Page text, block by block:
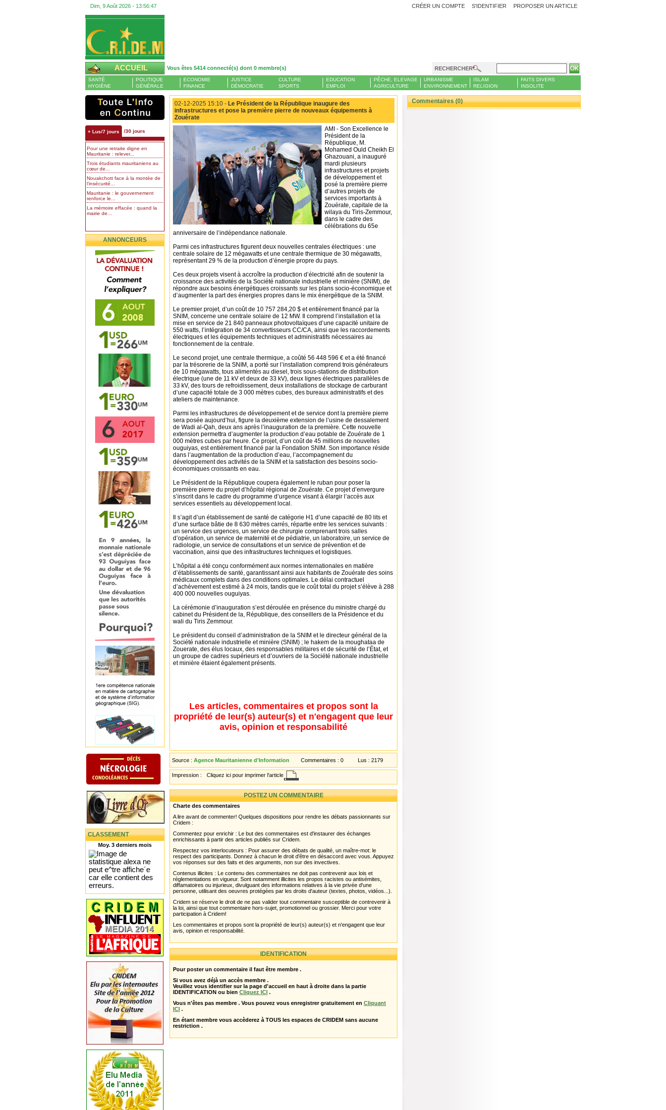
Dim, 9 Août 2026 - 13:56:48 PROPOSER UN ARTICLE
CRÉER UN COMPTE S'IDENTIFIER
ACCUEIL Vous êtes 5414 connecté(s) dont 0 membre(s) RECHERCHER
SANTÉ
HYGIÈNE
POLITIQUE
GÉNÉRALE
ECONOMIE
FINANCE
JUSTICE
DÉMOCRATIE
CULTURE
SPORTS
EDUCATION
EMPLOI
PÊCHE, ELEVAGE
AGRICULTURE
URBANISME
ENVIRONNEMENT
ISLAM
RELIGION
FAITS DIVERS
INSOLITE
+ Lus/7 jours /30 jours
Pour une retraite digne en
Mauritanie : relever...
Trois étudiants mauritaniens au
cœur de...
Nouakchott face à la montée de
l’insécurité...
Mauritanie : le gouvernement
renforce le...
La mémoire effacée : quand la
mairie de...
ANNONCEURS
CLASSEMENT
Moy. 3 derniers mois
02-12-2025 15:10 - Le Président de la République inaugure des
infrastructures et pose la première pierre de nouveaux équipements à
Zouérate
AMI - Son Excellence le
Président de la
République, M.
Mohamed Ould Cheikh El
Ghazouani, a inauguré
mardi plusieurs
infrastructures et projets
de développement et
posé la première pierre
d’autres projets de
services importants à
Zouérate, capitale de la
wilaya du Tiris-Zemmour,
dans le cadre des
célébrations du 65e
anniversaire de l’indépendance nationale.
Parmi ces infrastructures figurent deux nouvelles centrales électriques : une
centrale solaire de 12 mégawatts et une centrale thermique de 30 mégawatts,
représentant 29 % de la production d’énergie propre du pays.
Ces deux projets visent à accroître la production d’électricité afin de soutenir la
croissance des activités de la Société nationale industrielle et minière (SNIM), de
répondre aux besoins énergétiques croissants sur les plans socio-économique et
d’augmenter la part des énergies propres dans le mix énergétique de la SNIM.
Le premier projet, d’un coût de 10 757 284,20 $ et entièrement financé par la
SNIM, concerne une centrale solaire de 12 MW. Il comprend l’installation et la
mise en service de 21 840 panneaux photovoltaïques d’une capacité unitaire de
550 watts, l’intégration de 34 convertisseurs CC/CA, ainsi que les raccordements
électriques et les équipements techniques et administratifs nécessaires au
fonctionnement de la centrale.
Le second projet, une centrale thermique, a coûté 56 448 596 € et a été financé
par la trésorerie de la SNIM, a porté sur l’installation comprend trois générateurs
de 10 mégawatts, tous alimentés au diesel, trois sous-stations de distribution
électrique (une de 11 kV et deux de 33 kV), deux lignes électriques parallèles de
33 kV, des tours de refroidissement, deux installations de stockage de carburant
d’une capacité totale de 3 000 mètres cubes, des bureaux administratifs et des
ateliers de maintenance.
Parmi les infrastructures de développement et de service dont la première pierre
sera posée aujourd’hui, figure la deuxième extension de l’usine de dessalement
de Wadi al-Qah, deux ans après l’inauguration de la première. Cette nouvelle
extension permettra d’augmenter la production d’eau potable de Zouérate de 1
000 mètres cubes par heure. Ce projet, d’un coût de 45 millions de nouvelles
ouguiyas, est entièrement financé par la Fondation SNIM. Son importance réside
dans l’augmentation de la production d’eau, l’accompagnement du
développement des activités de la SNIM et la satisfaction des besoins socio-
économiques croissants en eau.
Le Président de la République coupera également le ruban pour poser la
première pierre du projet d’hôpital régional de Zouérate. Ce projet d’envergure
s’inscrit dans le cadre du programme d’urgence visant à élargir l’accès aux
services essentiels au développement local.
Il s’agit d’un établissement de santé de catégorie H1 d’une capacité de 80 lits et
d’une surface bâtie de 8 630 mètres carrés, répartie entre les services suivants :
un service des urgences, un service de chirurgie comprenant trois salles
d’opération, un service de maternité et de pédiatrie, un laboratoire, un service de
radiologie, un service de consultations et un service de prévention et de
vaccination, ainsi que des infrastructures techniques et logistiques.
L’hôpital a été conçu conformément aux normes internationales en matière
d’établissements de santé, garantissant ainsi aux habitants de Zouérate des soins
médicaux complets dans des conditions optimales. Le délai contractuel
d’achèvement est estimé à 24 mois, tandis que le coût total du projet s’élève à 288
400 000 nouvelles ouguiyas.
La cérémonie d’inauguration s’est déroulée en présence du ministre chargé du
cabinet du Président de la, République, des conseillers de la Présidence et du
wali du Tiris Zemmour.
Le président du conseil d’administration de la SNIM et le directeur général de la
Société nationale industrielle et minière (SNIM) ; le hakem de la moughataa de
Zouerate, des élus locaux, des responsables militaires et de sécurité de l’État, et
un groupe de cadres supérieurs et d’ouvriers de la Société nationale industrielle
et minière étaient également présents.
Les articles, commentaires et propos sont la
propriété de leur(s) auteur(s) et n'engagent que leur
avis, opinion et responsabilité
Source : Agence Mauritanienne d'Information Commentaires : 0 Lus : 2179
Impression : Cliquez ici pour imprimer l'article
POSTEZ UN COMMENTAIRE
Charte des commentaires
A lire avant de commenter! Quelques dispositions pour rendre les débats passionnants sur
Cridem :
Commentez pour enrichir : Le but des commentaires est d'instaurer des échanges
enrichissants à partir des articles publiés sur Cridem.
Respectez vos interlocuteurs : Pour assurer des débats de qualité, un maître-mot: le
respect des participants. Donnez à chacun le droit d'être en désaccord avec vous. Appuyez
vos réponses sur des faits et des arguments, non sur des invectives.
Contenus illicites : Le contenu des commentaires ne doit pas contrevenir aux lois et
réglementations en vigueur. Sont notamment illicites les propos racistes ou antisémites,
diffamatoires ou injurieux, divulguant des informations relatives à la vie privée d'une
personne, utilisant des oeuvres protégées par les droits d'auteur (textes, photos, vidéos...).
Cridem se réserve le droit de ne pas valider tout commentaire susceptible de contrevenir à
la loi, ainsi que tout commentaire hors-sujet, promotionnel ou grossier. Merci pour votre
participation à Cridem!
Les commentaires et propos sont la propriété de leur(s) auteur(s) et n'engagent que leur
avis, opinion et responsabilité.
IDENTIFICATION
Pour poster un commentaire il faut être membre .
Si vous avez déjà un accès membre .
Veuillez vous identifier sur la page d'accueil en haut à droite dans la partie
IDENTIFICATION ou bien Cliquez ICI .
Vous n'êtes pas membre . Vous pouvez vous enregistrer gratuitement en Cliquant
ICI .
En étant membre vous accèderez à TOUS les espaces de CRIDEM sans aucune
restriction .
Commentaires (0)